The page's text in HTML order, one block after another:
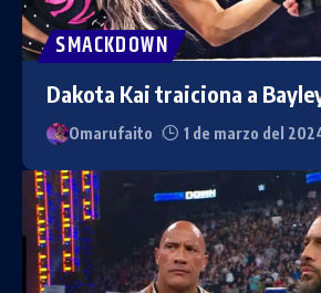
SMACKDOWN
Dakota Kai traiciona a
Omarufaito 1 de marzo del